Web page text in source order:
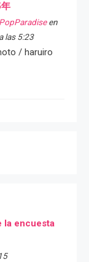
en
las 5:23
/ haruiro
la encuesta